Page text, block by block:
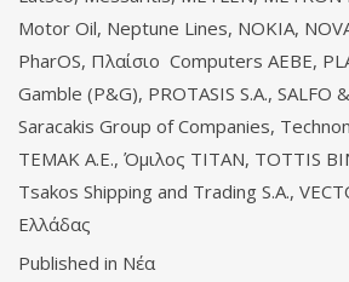
Motor Oil, Neptune Lines, NOKIA,
PharOS, Πλαίσιο Computers ΑΕΒΕ,
Gamble (P&G), PROTASIS S.A., SALFO
Saracakis Group of Companies,
TEMAK Α.Ε., Όμιλος TITAN, TOTTIS
Tsakos Shipping and Trading S.A.,
Ελλάδας
Published in Νέα